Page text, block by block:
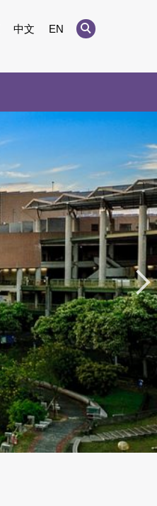
中文 EN